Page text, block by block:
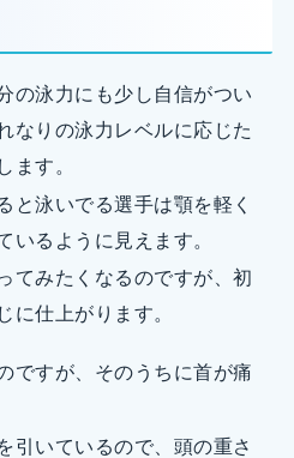
の泳力にも少し自信がつい
なりの泳力レベルに応じた
ます。
と泳いでる選手は顎を軽く
いるように見えます。
てみたくなるのですが、初
に仕上がります。
ですが、そのうちに首が痛
引いているので、頭の重さ